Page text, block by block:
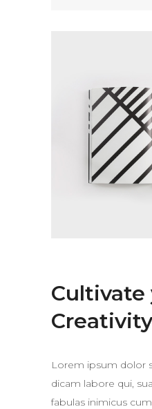
Cultivate
Creativity
Lorem ipsum dolor
dicam labore qui,
fabulas inimicus